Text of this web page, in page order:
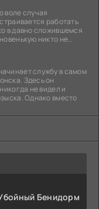
воле случая
работать
в давно сложившемся
никто не
службу в самом
Здесь он
не видел и
Однако вместо
Бенидорм